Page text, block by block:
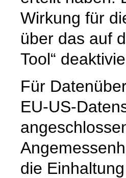
Wirkung für
über das auf
Tool“
Für
EU-US-
die